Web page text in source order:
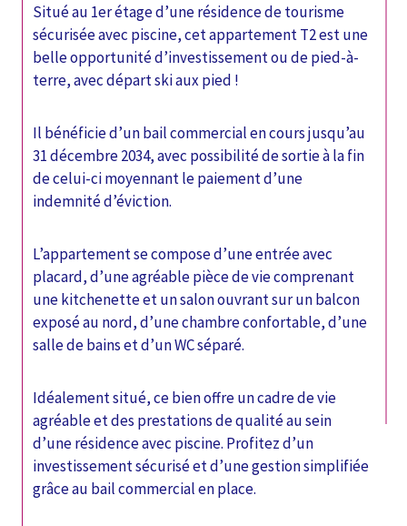
Situé au 1er étage d’une résidence de tourisme
sécurisée avec piscine, cet appartement T2 est une
belle opportunité d’investissement ou de pied-à-
terre, avec départ ski aux pied !
Il bénéficie d’un bail commercial en cours jusqu’au
31 décembre 2034, avec possibilité de sortie à la fin
de celui-ci moyennant le paiement d’une
indemnité d’éviction.
L’appartement se compose d’une entrée avec
placard, d’une agréable pièce de vie comprenant
une kitchenette et un salon ouvrant sur un balcon
exposé au nord, d’une chambre confortable, d’une
salle de bains et d’un WC séparé.
Idéalement situé, ce bien offre un cadre de vie
agréable et des prestations de qualité au sein
d’une résidence avec piscine. Profitez d’un
investissement sécurisé et d’une gestion simplifiée
grâce au bail commercial en place.